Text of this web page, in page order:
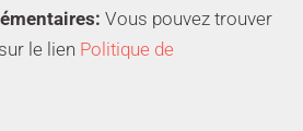
Vous pouvez trouver
le lien Politique de